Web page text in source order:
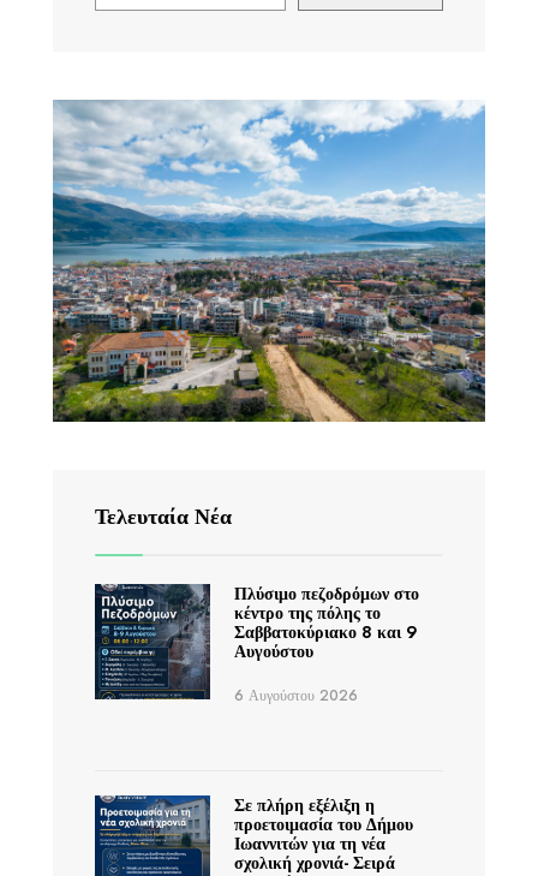
Τελευταία Νέα
Πλύσιμο πεζοδρόμων στο
κέντρο της πόλης το
Σαββατοκύριακο 8 και 9
Αυγούστου
6 Αυγούστου 2026
Σε πλήρη εξέλιξη η
προετοιμασία του Δήμου
Ιωαννιτών για τη νέα
σχολική χρονιά- Σειρά